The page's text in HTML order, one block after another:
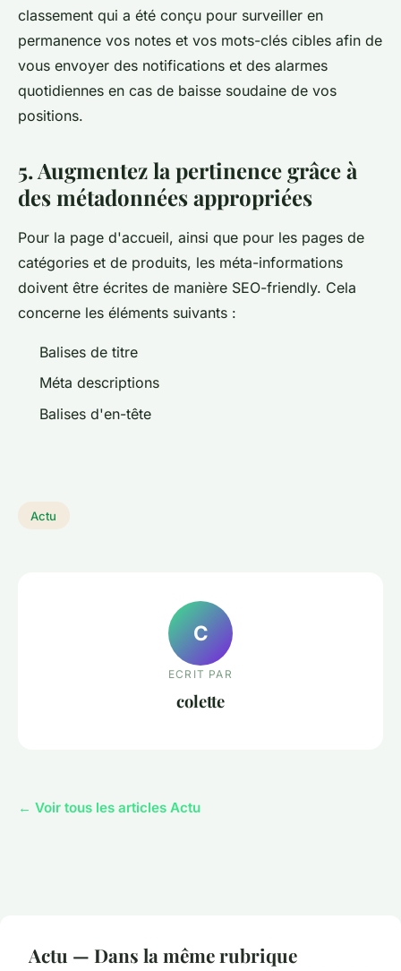
classement qui a été conçu pour surveiller en
permanence vos notes et vos mots-clés cibles afin de
vous envoyer des notifications et des alarmes
quotidiennes en cas de baisse soudaine de vos
positions.
5. Augmentez la pertinence grâce à
des métadonnées appropriées
Pour la page d'accueil, ainsi que pour les pages de
catégories et de produits, les méta-informations
doivent être écrites de manière SEO-friendly. Cela
concerne les éléments suivants :
Balises de titre
Méta descriptions
Balises d'en-tête
Actu
C
ECRIT PAR
colette
← Voir tous les articles Actu
Actu — Dans la même rubrique